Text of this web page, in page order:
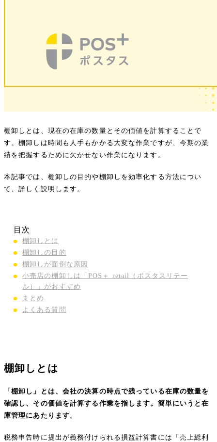
棚卸しとは、現在の在庫の数量とその価値を計算することで
す。棚卸しは時間も人手もかかる大変な作業ですが、今期の業
績を把握するために欠かせない作業になります。
本記事では、棚卸しの目的や棚卸しを効率化する方法につい
て、詳しく説明します。
目次
棚卸しとは
棚卸しの目的
棚卸しが面倒な原因
小売店の棚卸しは「POS＋ retail（ポスタスリテー
ル）」がおすすめ
まとめ
よくある質問
棚卸しとは
「棚卸し」とは、会社の決算の時点で残っている在庫の数量を
確認し、その価値を計算する作業を指します。簡単にいうと在
庫管理にあたります。
税務申告時に提出が義務付けられる損益計算書には「売上総利